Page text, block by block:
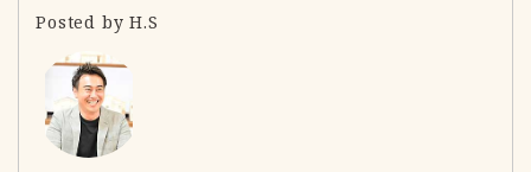
Posted by H.S